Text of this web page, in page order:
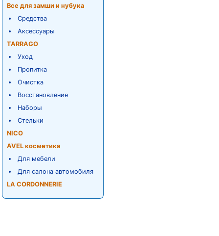
Все для замши и нубука
Средства
Аксессуары
TARRAGO
Уход
Пропитка
Очистка
Восстановление
Наборы
Стельки
NICO
AVEL косметика
Для мебели
Для салона автомобиля
LA CORDONNERIE